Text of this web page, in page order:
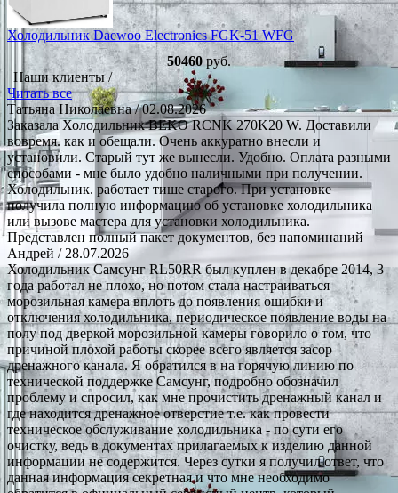
Холодильник Daewoo Electronics FGK-51 WFG
50460 руб.
Наши клиенты /
Читать все
Татьяна Николаевна/ 02.08.2026
Заказала Холодильник BEKO RCNK 270K20 W. Доставили
вовремя. как и обещали. Очень аккуратно внесли и
установили. Старый тут же вынесли. Удобно. Оплата разными
способами - мне было удобно наличными при получении.
Холодильник. работает тише старого. При установке
получила полную информацию об установке холодильника
или вызове мастера для установки холодильника.
Представлен полный пакет документов, без напоминаний
Андрей / 28.07.2026
Холодильник Самсунг RL50RR был куплен в декабре 2014, 3
года работал не плохо, но потом стала настраиваться
морозильная камера вплоть до появления ошибки и
отключения холодильника, периодическое появление воды на
полу под дверкой морозильной камеры говорило о том, что
причиной плохой работы скорее всего является засор
дренажного канала. Я обратился в на горячую линию по
технической поддержке Самсунг, подробно обозначил
проблему и спросил, как мне прочистить дренажный канал и
где находится дренажное отверстие т.е. как провести
техническое обслуживание холодильника - по сути его
очистку, ведь в документах прилагаемых к изделию данной
информации не содержится. Через сутки я получил ответ, что
данная информация секретная и что мне необходимо